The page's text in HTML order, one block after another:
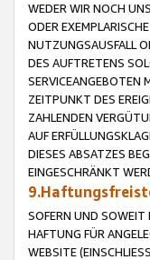
WEDER WIR NOCH
ODER
NUTZUNGSAUSFALL
DES AUFTRETENS
SERVICEANGEBOTEN
ZEITPUNKT DES
ZAHLENDEN
AUF
DIESES ABSATZES
EINGESCHRÄNKT
SOFERN UND SOWEIT
HAFTUNG FÜR
WEBSITE